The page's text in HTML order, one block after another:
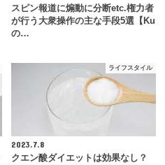
スピン報道に煽動に分断etc.権力者
が行う大衆操作の主な手段5選【Ku
の…
ライフスタイル
2023.7.8
クエン酸ダイエットは効果なし？